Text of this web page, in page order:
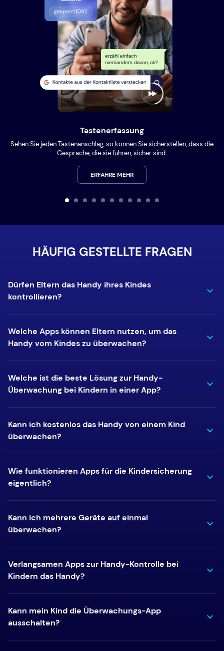
Tastenerfassung
Sehen Sie jeden Tastenanschlag, so können Sie sicherstellen, dass die
Gespräche, die sie führen, sicher sind.
ERFAHRE MEHR
HÄUFIG GESTELLTE FRAGEN
Dürfen Eltern das Handy ihres Kindes
kontrollieren?
Welche Apps können Eltern nutzen, um das
Handy vom Kindes zu überwachen?
Welche ist die beste Lösung zur Handy-
Überwachung bei Kindern in einer App?
Kann ich kostenlos das Handy von einem Kind
überwachen?
Wie funktionieren Apps für die Kindersicherung
eigentlich?
Kann ich mehrere Geräte auf einmal
überwachen?
Verlangsamen Apps zur Handy-Kontrolle bei
Kindern das Handy?
Kann mein Kind die Überwachungs-App
ausschalten?